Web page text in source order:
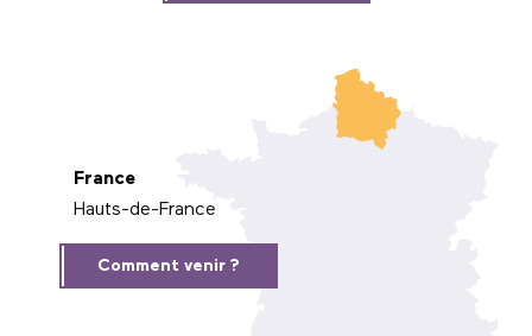
France
Hauts-de-France
Comment venir ?